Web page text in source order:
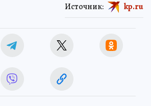
Источник: kp.ru